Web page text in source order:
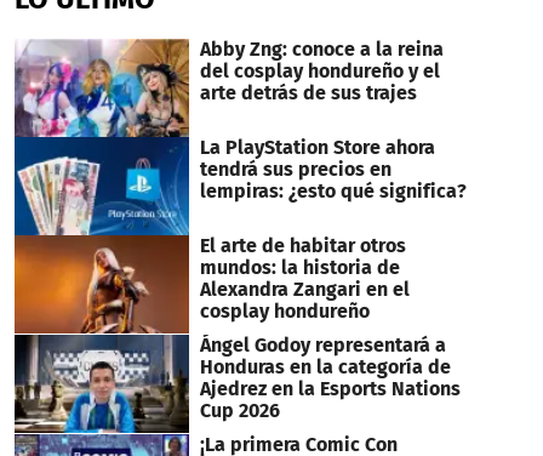
Abby Zng: conoce a la reina
del cosplay hondureño y el
arte detrás de sus trajes
La PlayStation Store ahora
tendrá sus precios en
lempiras: ¿esto qué significa?
El arte de habitar otros
mundos: la historia de
Alexandra Zangari en el
cosplay hondureño
Ángel Godoy representará a
Honduras en la categoría de
Ajedrez en la Esports Nations
Cup 2026
¡La primera Comic Con